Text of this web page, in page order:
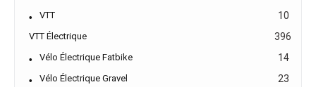
VTT 10
VTT Électrique 396
Vélo Électrique Fatbike 14
Vélo Électrique Gravel 23